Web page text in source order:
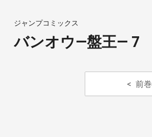
ジャンプコミックス
バンオウ―盤王― 7
前巻